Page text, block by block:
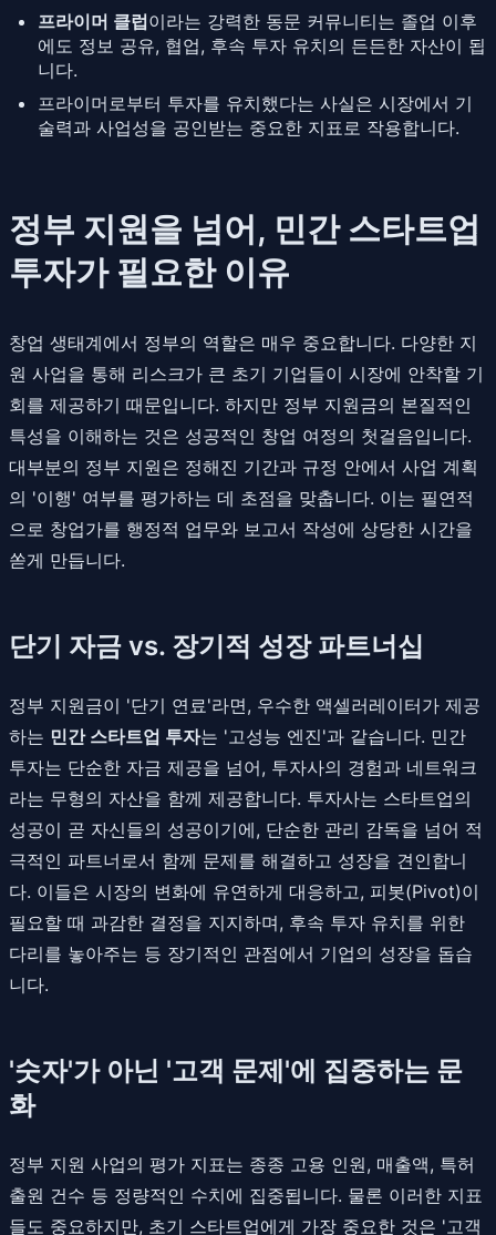
프라이머 클럽이라는 강력한 동문 커뮤니티는 졸업 이후
에도 정보 공유, 협업, 후속 투자 유치의 든든한 자산이 됩
니다.
프라이머로부터 투자를 유치했다는 사실은 시장에서 기
술력과 사업성을 공인받는 중요한 지표로 작용합니다.
정부 지원을 넘어, 민간 스타트업
투자가 필요한 이유
창업 생태계에서 정부의 역할은 매우 중요합니다. 다양한 지
원 사업을 통해 리스크가 큰 초기 기업들이 시장에 안착할 기
회를 제공하기 때문입니다. 하지만 정부 지원금의 본질적인
특성을 이해하는 것은 성공적인 창업 여정의 첫걸음입니다.
대부분의 정부 지원은 정해진 기간과 규정 안에서 사업 계획
의 '이행' 여부를 평가하는 데 초점을 맞춥니다. 이는 필연적
으로 창업가를 행정적 업무와 보고서 작성에 상당한 시간을
쏟게 만듭니다.
단기 자금 vs. 장기적 성장 파트너십
정부 지원금이 '단기 연료'라면, 우수한 액셀러레이터가 제공
하는 민간 스타트업 투자는 '고성능 엔진'과 같습니다. 민간
투자는 단순한 자금 제공을 넘어, 투자사의 경험과 네트워크
라는 무형의 자산을 함께 제공합니다. 투자사는 스타트업의
성공이 곧 자신들의 성공이기에, 단순한 관리 감독을 넘어 적
극적인 파트너로서 함께 문제를 해결하고 성장을 견인합니
다. 이들은 시장의 변화에 유연하게 대응하고, 피봇(Pivot)이
필요할 때 과감한 결정을 지지하며, 후속 투자 유치를 위한
다리를 놓아주는 등 장기적인 관점에서 기업의 성장을 돕습
니다.
'숫자'가 아닌 '고객 문제'에 집중하는 문
화
정부 지원 사업의 평가 지표는 종종 고용 인원, 매출액, 특허
출원 건수 등 정량적인 수치에 집중됩니다. 물론 이러한 지표
들도 중요하지만, 초기 스타트업에게 가장 중요한 것은 '고객